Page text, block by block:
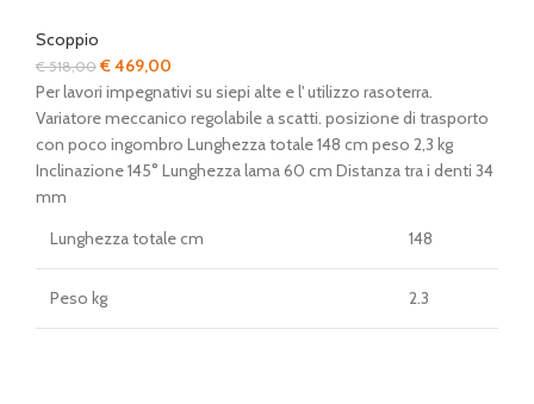
Scoppio
€518,00Il
prezzo
originale
era:
€ 518,00.
€469,00
prezzo
attuale
è:
€ 469,00.
Per lavori impegnativi su siepi alte e l' utilizzo rasoterra.
Variatore meccanico regolabile a scatti. posizione di trasporto
con poco ingombro Lunghezza totale 148 cm peso 2,3 kg
Inclinazione 145° Lunghezza lama 60 cm Distanza tra i denti 34
mm
Lunghezza totale cm
148
Peso kg 2.3